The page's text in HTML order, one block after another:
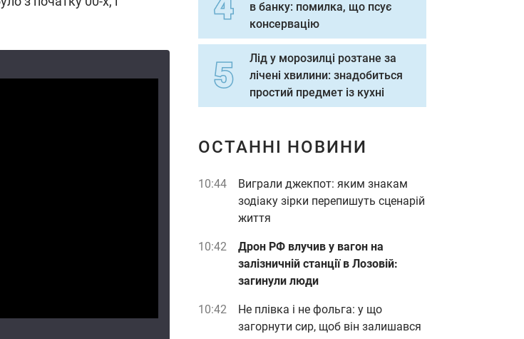
в банку: помилка, що псує
консервацію
Лід у морозилці розтане за
лічені хвилини: знадобиться
простий предмет із кухні
ОСТАННІ НОВИНИ
10:44
Виграли джекпот: яким знакам
зодіаку зірки перепишуть сценарій
життя
10:42
Дрон РФ влучив у вагон на
залізничній станції в Лозовій:
загинули люди
10:42
Не плівка і не фольга: у що
загорнути сир, щоб він залишався